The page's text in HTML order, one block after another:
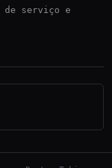
de serviço e